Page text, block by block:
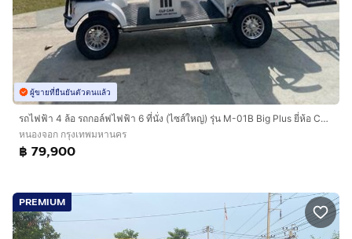
ผู้ขายที่ยืนยันตัวตนแล้ว
รถไฟฟ้า 4 ล้อ รถกอล์ฟไฟฟ้า 6 ที่นั่ง (ไซส์ใหญ่) รุ่น M-01B Big Plus ยี่ห้อ CLP CAR (รถไฟฟ้าพรีเมี่ยม)
หนองจอก กรุงเทพมหานคร
฿ 79,900
PREMIUM